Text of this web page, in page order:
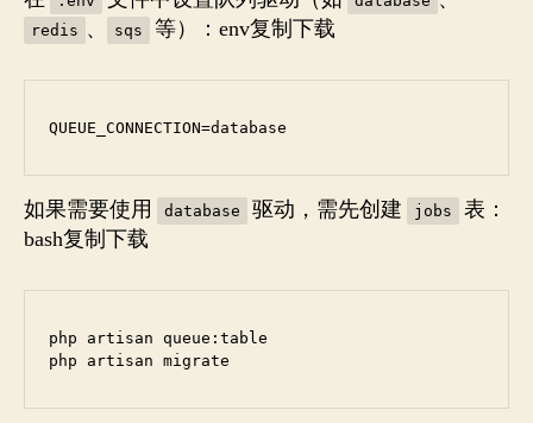
redis 、 sqs 等）：env复制下载
QUEUE_CONNECTION=database
如果需要使用 database 驱动，需先创建 jobs
表：
bash复制下载
php artisan queue:table
php artisan migrate